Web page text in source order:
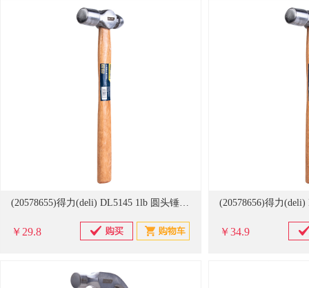
(20578655)得力(deli) DL5145 1lb 圆头锤 银色(单位：把)
￥29.8 ￥34.9